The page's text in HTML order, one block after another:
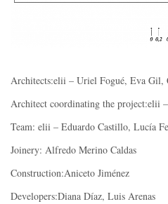
Architects:elii – Uriel Fogué, Eva Gil,
Architect coordinating the project:elii
Team: elii – Eduardo Castillo, Lucía
Joinery: Alfredo Merino Caldas
Construction:Aniceto Jiménez
Developers:Diana Díaz, Luis Arenas